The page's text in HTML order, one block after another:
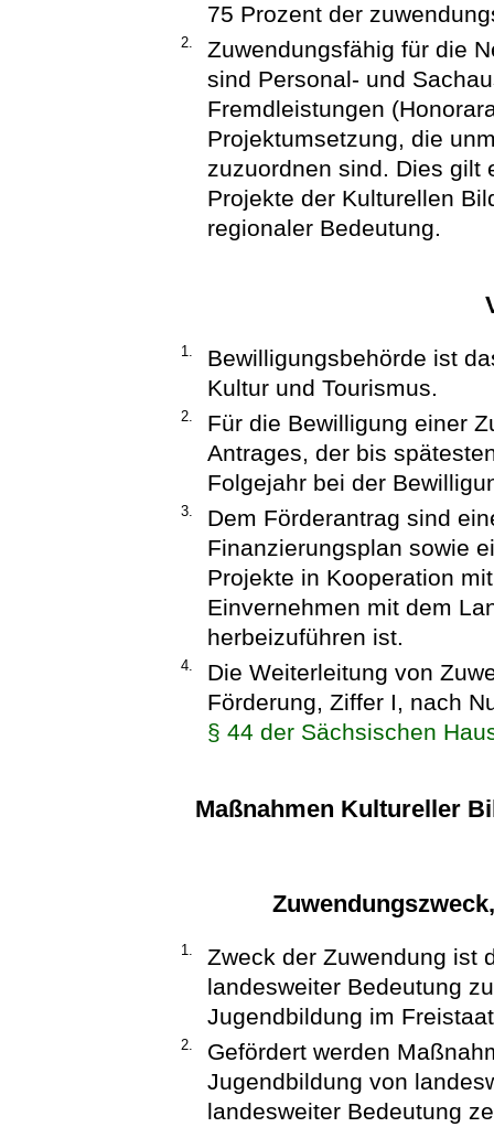
75 Prozent der
2.
Zuwendungsfähig für die
sind Personal- und
Fremdleistungen
Projektumsetzung, die
zuzuordnen sind. Dies gilt
Projekte der Kulturellen
regionaler Bedeutung.
1.
Bewilligungsbehörde ist
Kultur und Tourismus.
2.
Für die Bewilligung einer
Antrages, der bis
Folgejahr bei der
3.
Dem Förderantrag sind
Finanzierungsplan sowie
Projekte in Kooperation
Einvernehmen mit dem
herbeizuführen ist.
4.
Die Weiterleitung von
Förderung, Ziffer I, nach
§ 44 der Sächsischen
Maßnahmen Kultureller
1.
Zweck der Zuwendung ist
landesweiter Bedeutung
Jugendbildung im
2.
Gefördert werden
Jugendbildung von
landesweiter Bedeutung